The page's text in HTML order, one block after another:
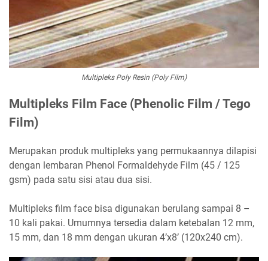
Multipleks Poly Resin (Poly Film)
Multipleks Film Face (Phenolic Film / Tego
Film)
Merupakan produk multipleks yang permukaannya dilapisi
dengan lembaran Phenol Formaldehyde Film (45 / 125
gsm) pada satu sisi atau dua sisi.
Multipleks film face bisa digunakan berulang sampai 8 –
10 kali pakai. Umumnya tersedia dalam ketebalan 12 mm,
15 mm, dan 18 mm dengan ukuran 4’x8’ (120x240 cm).